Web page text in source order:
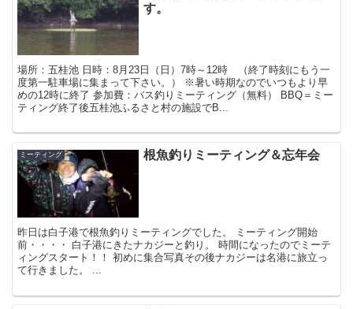
す。
場所：五桂池 日時：8月23日（日）7時～12時 （終了時刻にもう一
度第一駐車場に集まって下さい。） ※暑い時期なのでいつもより早
めの12時に終了 参加費：バス釣りミーティング（無料） BBQ＝ミー
ティング終了後五桂池ふるさと村の施設でB...
ミーティング 根魚釣りミーティング＆忘年会
昨日は白子港で根魚釣りミーティングでした。 ミーティング開始
前・・・・ 白子港にきたナカジーと釣り。 時間になったのでミーテ
ィングスタート！！ 初めに集合写真その後ナカジーは名港に旅立っ
て行きました。 ...